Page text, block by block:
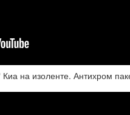
на изоленте. Антихром